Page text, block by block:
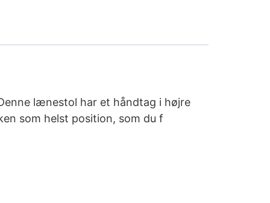
lænestol har et håndtag i højre
som helst position, som du f